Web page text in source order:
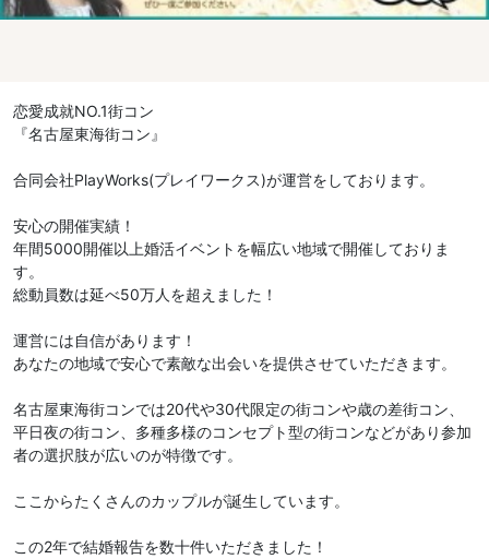
恋愛成就NO.1街コン
『名古屋東海街コン』
合同会社PlayWorks(プレイワークス)が運営をしております。
安心の開催実績！
年間5000開催以上婚活イベントを幅広い地域で開催しておりま
す。
総動員数は延べ50万人を超えました！
運営には自信があります！
あなたの地域で安心で素敵な出会いを提供させていただきます。
名古屋東海街コンでは20代や30代限定の街コンや歳の差街コン、
平日夜の街コン、多種多様のコンセプト型の街コンなどがあり参加
者の選択肢が広いのが特徴です。
ここからたくさんのカップルが誕生しています。
この2年で結婚報告を数十件いただきました！